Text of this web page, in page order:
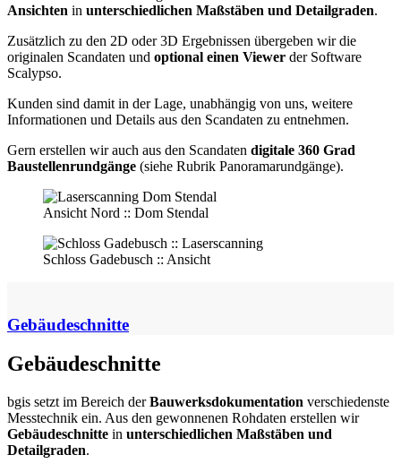
Ansichten in unterschiedlichen Maßstäben und Detailgraden. ​
Zusätzlich zu den 2D oder 3D Ergebnissen übergeben wir die
originalen Scandaten und optional einen Viewer der Software
Scalypso.
Kunden sind damit in der Lage, unabhängig von uns, weitere
Informationen und Details aus den Scandaten zu entnehmen.
​Gern erstellen wir auch aus den Scandaten digitale 360 Grad
Baustellenrundgänge (siehe Rubrik Panoramarundgänge).
Ansicht Nord :: Dom Stendal
Schloss Gadebusch :: Ansicht
Gebäudeschnitte
Gebäudeschnitte
bgis setzt im Bereich derBauwerksdokumentation verschiedenste
Messtechnik ein. Aus den gewonnenen Rohdaten erstellen wir
Gebäudeschnitte in unterschiedlichen Maßstäben und
Detailgraden. ​